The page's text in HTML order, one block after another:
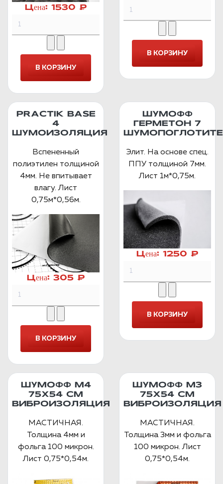
Цена: 1530 ₽
PRACTIK BASE
4
ШУМОИЗОЛЯЦИЯ
Вспененный
полиэтилен толщиной
4мм. Не впитывает
влагу. Лист
0,75м*0,56м.
Цена: 305 ₽
ШУМОФФ
ГЕРМЕТОН 7
Элит. На основе спец.
ППУ толщиной 7мм.
Лист 1м*0,75м.
Цена: 1250 ₽
ШУМОФФ М4
75Х54 СМ
ВИБРОИЗОЛЯЦИЯ
МАСТИЧНАЯ.
Толщина 4мм и
фольга 100 микрон.
Лист 0,75*0,54м.
ШУМОФФ М3
75Х54 СМ
ВИБРОИЗОЛЯЦИЯ
МАСТИЧНАЯ.
Толщина 3мм и фольга
100 микрон. Лист
0,75*0,54м.